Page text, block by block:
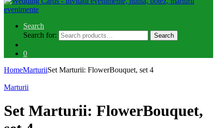
Search
Search for:
Search
0
HomeMarturiiSet Marturii: FlowerBouquet, set 4
Marturii
Set Marturii: FlowerBouquet,